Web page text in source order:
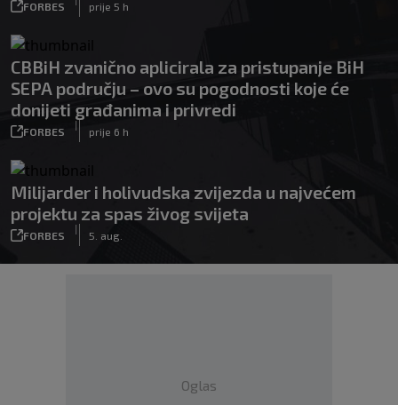
FORBES prije 5 h
CBBiH zvanično aplicirala za pristupanje BiH
SEPA području – ovo su pogodnosti koje će
donijeti građanima i privredi
FORBES
|
prije 6 h
Milijarder i holivudska zvijezda u najvećem
projektu za spas živog svijeta
FORBES
|
5. aug.
Oglas